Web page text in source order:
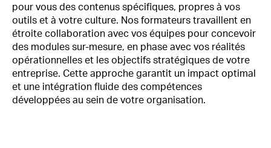
pour vous des contenus spécifiques, propres à vos
outils et à votre culture. Nos formateurs travaillent en
étroite collaboration avec vos équipes pour concevoir
des modules sur-mesure, en phase avec vos réalités
opérationnelles et les objectifs stratégiques de votre
entreprise. Cette approche garantit un impact optimal
et une intégration fluide des compétences
développées au sein de votre organisation.